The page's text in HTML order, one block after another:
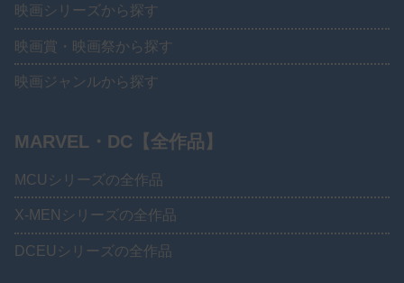
映画シリーズから探す
映画賞・映画祭から探す
映画ジャンルから探す
MARVEL・DC【全作品】
MCUシリーズの全作品
X-MENシリーズの全作品
DCEUシリーズの全作品